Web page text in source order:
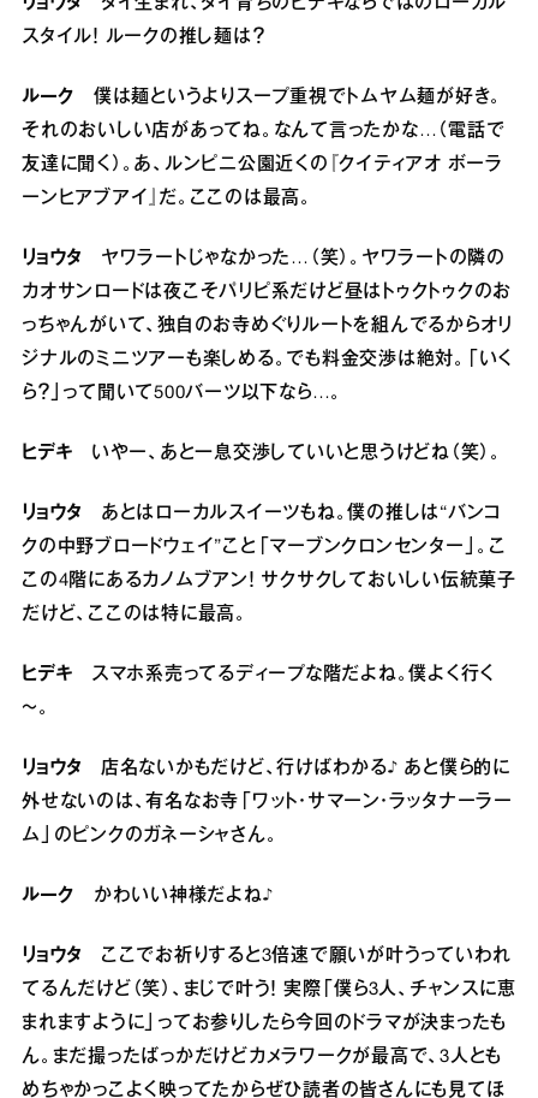
リョウタ タイ生まれ、タイ育ちのヒデキならではのローカル
スタイル！ ルークの推し麺は？
ルーク 僕は麺というよりスープ重視でトムヤム麺が好き。
それのおいしい店があってね。なんて言ったかな…（電話で
友達に聞く）。あ、ルンピニ公園近くの『クイティアオ ボーラ
ーンヒアブアイ』だ。ここのは最高。
リョウタ ヤワラートじゃなかった…（笑）。ヤワラートの隣の
カオサンロードは夜こそパリピ系だけど昼はトゥクトゥクのお
っちゃんがいて、独自のお寺めぐりルートを組んでるからオリ
ジナルのミニツアーも楽しめる。でも料金交渉は絶対。「いく
ら？」って聞いて500バーツ以下なら…。
ヒデキ いやー、あと一息交渉していいと思うけどね（笑）。
リョウタ あとはローカルスイーツもね。僕の推しは“バンコ
クの中野ブロードウェイ”こと「マーブンクロンセンター」。こ
この4階にあるカノムブアン！ サクサクしておいしい伝統菓子
だけど、ここのは特に最高。
ヒデキ スマホ系売ってるディープな階だよね。僕よく行く
～。
リョウタ 店名ないかもだけど、行けばわかる♪ あと僕ら的に
外せないのは、有名なお寺「ワット・サマーン・ラッタナーラー
ム」のピンクのガネーシャさん。
ルーク かわいい神様だよね♪
リョウタ ここでお祈りすると3倍速で願いが叶うっていわれ
てるんだけど（笑）、まじで叶う！ 実際「僕ら3人、チャンスに恵
まれますように」ってお参りしたら今回のドラマが決まったも
ん。まだ撮ったばっかだけどカメラワークが最高で、3人とも
めちゃかっこよく映ってたからぜひ読者の皆さんにも見てほ